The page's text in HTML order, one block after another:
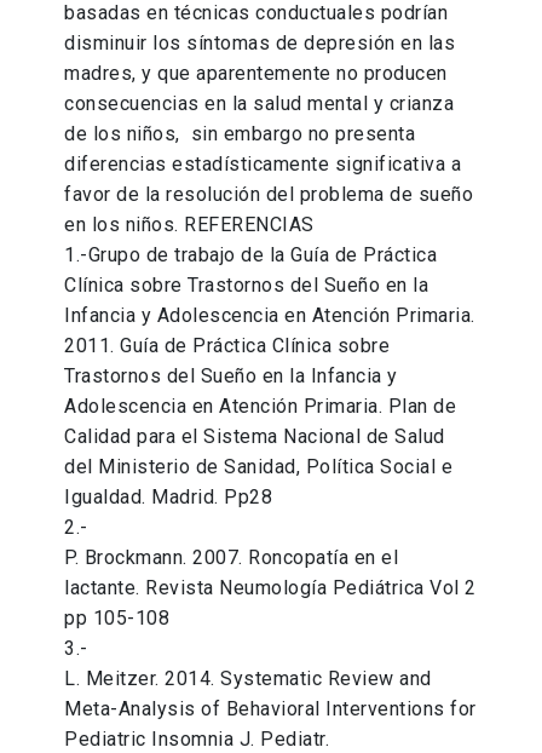
basadas en técnicas conductuales podrían
disminuir los síntomas de depresión en las
madres, y que aparentemente no producen
consecuencias en la salud mental y crianza
de los niños, sin embargo no presenta
diferencias estadísticamente significativa a
favor de la resolución del problema de sueño
en los niños. REFERENCIAS
1.-Grupo de trabajo de la Guía de Práctica
Clínica sobre Trastornos del Sueño en la
Infancia y Adolescencia en Atención Primaria.
2011. Guía de Práctica Clínica sobre
Trastornos del Sueño en la Infancia y
Adolescencia en Atención Primaria. Plan de
Calidad para el Sistema Nacional de Salud
del Ministerio de Sanidad, Política Social e
Igualdad. Madrid. Pp28
2.-
P. Brockmann. 2007. Roncopatía en el
lactante. Revista Neumología Pediátrica Vol 2
pp 105-108
3.-
L. Meitzer. 2014. Systematic Review and
Meta-Analysis of Behavioral Interventions for
Pediatric Insomnia J. Pediatr.